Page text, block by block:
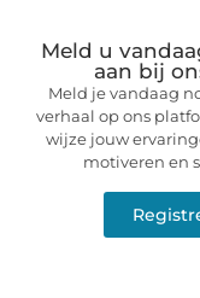
Meld u
aan bij
Meld je vandaag
verhaal op ons
wijze jouw
motiveren en